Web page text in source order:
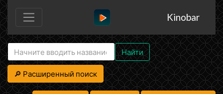
Kinobar
Найти
🔎 Расширенный поиск